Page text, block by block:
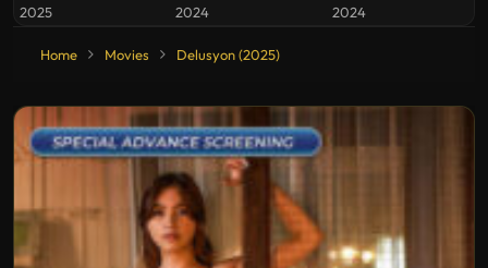
2025 2024 2024
Home Movies Delusyon (2025)